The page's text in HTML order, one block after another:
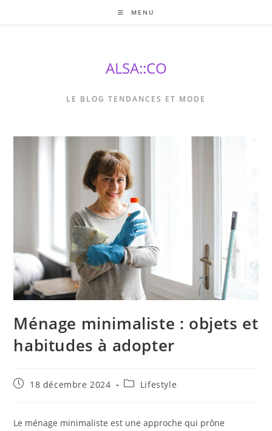
MENU
ALSA::CO
LE BLOG TENDANCES ET MODE
Ménage minimaliste : objets et
habitudes à adopter
Publication
18 décembre 2024
PostLifestyle
Le ménage minimaliste est une approche qui prône